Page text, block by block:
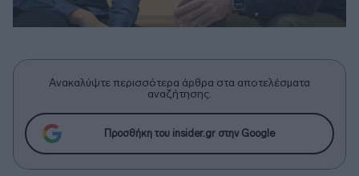
Ανακαλύψτε περισσότερα άρθρα στα αποτελέσματα
αναζήτησης.
Προσθήκη του insider.gr στην Google